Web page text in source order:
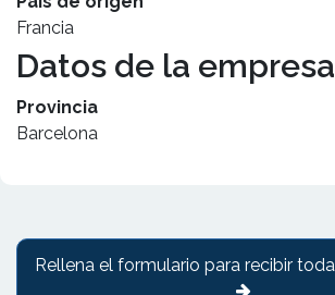
Francia
Datos de la empresa
Provincia
Barcelona